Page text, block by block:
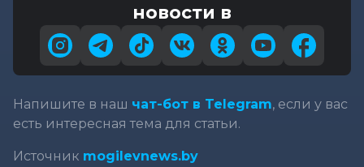
новости в
Напишите в наш чат-бот в Telegram, если у вас
есть интересная тема для статьи.
Источник mogilevnews.by